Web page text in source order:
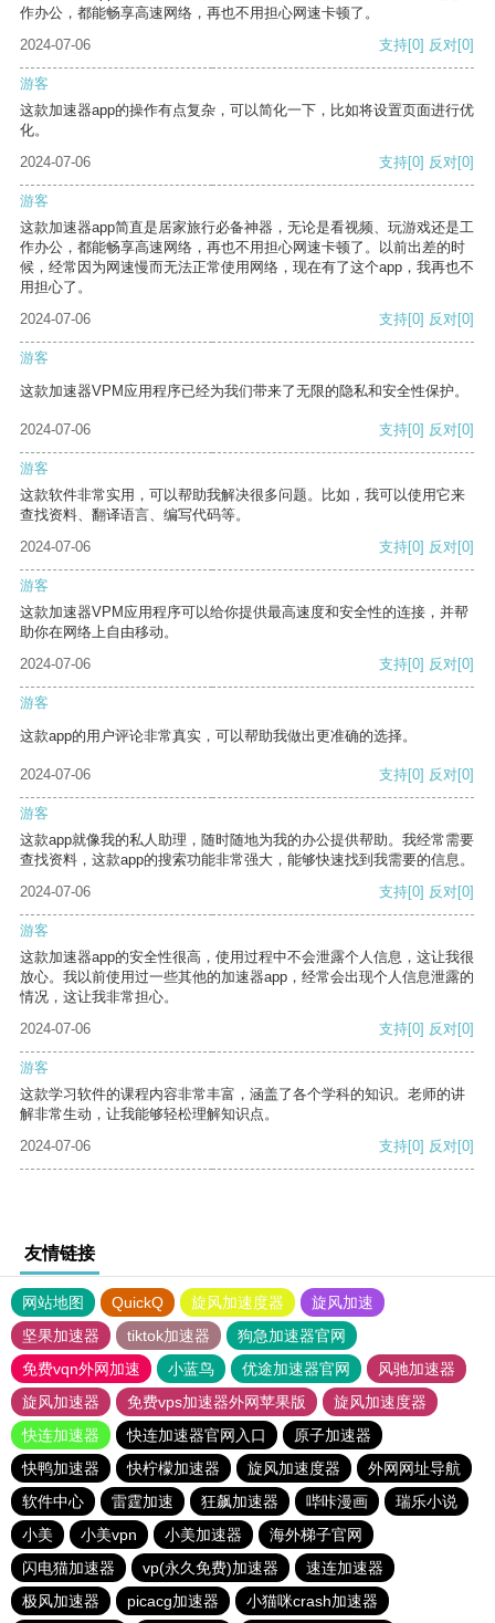
作办公，都能畅享高速网络，再也不用担心网速卡顿了。
2024-07-06
支持[0] 反对[0]
游客
这款加速器app的操作有点复杂，可以简化一下，比如将设置页面进行优
化。
2024-07-06
支持[0] 反对[0]
游客
这款加速器app简直是居家旅行必备神器，无论是看视频、玩游戏还是工
作办公，都能畅享高速网络，再也不用担心网速卡顿了。以前出差的时
候，经常因为网速慢而无法正常使用网络，现在有了这个app，我再也不
用担心了。
2024-07-06
支持[0] 反对[0]
游客
这款加速器VPM应用程序已经为我们带来了无限的隐私和安全性保护。
2024-07-06 支持[0] 反对[0]
游客
这款软件非常实用，可以帮助我解决很多问题。比如，我可以使用它来
查找资料、翻译语言、编写代码等。
2024-07-06
支持[0] 反对[0]
游客
这款加速器VPM应用程序可以给你提供最高速度和安全性的连接，并帮
助你在网络上自由移动。
2024-07-06
支持[0] 反对[0]
游客
这款app的用户评论非常真实，可以帮助我做出更准确的选择。
2024-07-06 支持[0] 反对[0]
游客
这款app就像我的私人助理，随时随地为我的办公提供帮助。我经常需要
查找资料，这款app的搜索功能非常强大，能够快速找到我需要的信息。
2024-07-06
支持[0] 反对[0]
游客
这款加速器app的安全性很高，使用过程中不会泄露个人信息，这让我很
放心。我以前使用过一些其他的加速器app，经常会出现个人信息泄露的
情况，这让我非常担心。
2024-07-06
支持[0] 反对[0]
游客
这款学习软件的课程内容非常丰富，涵盖了各个学科的知识。老师的讲
解非常生动，让我能够轻松理解知识点。
2024-07-06
支持[0] 反对[0]
友情链接
网站地图 QuickQ 旋风加速度器
旋风加速
坚果加速器
tiktok加速器
狗急加速器官网
免费vqn外网加速
小蓝鸟 优途加速器官网
风驰加速器
旋风加速器
免费vps加速器外网苹果版
旋风加速度器
快连加速器
快连加速器官网入口
原子加速器
快鸭加速器
快柠檬加速器 旋风加速度器
外网网址导航
软件中心
雷霆加速 狂飙加速器 哔咔漫画
瑞乐小说
小美
小美vpn 小美加速器
海外梯子官网
闪电猫加速器
vp(永久免费)加速器
速连加速器
极风加速器
picacg加速器 小猫咪crash加速器